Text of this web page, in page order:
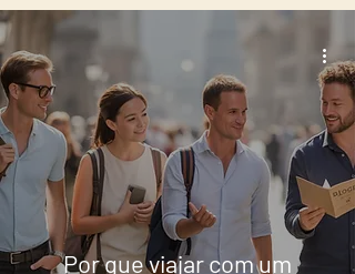
Por que viajar com um